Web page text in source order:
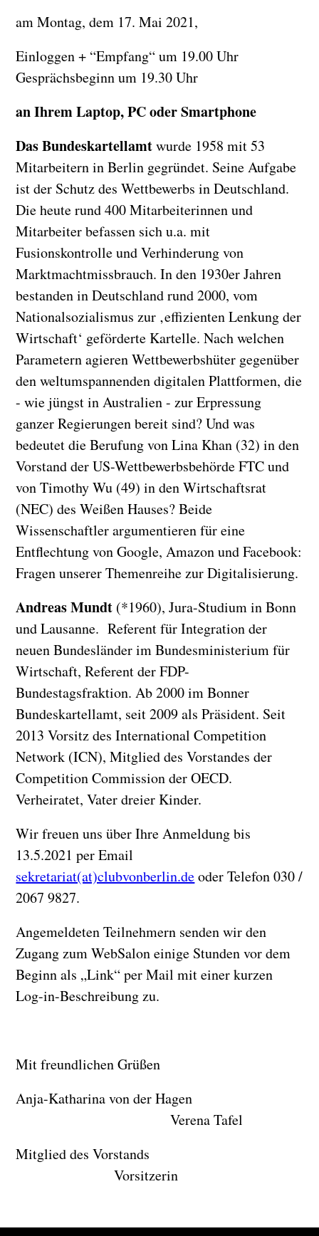
am Montag, dem 17. Mai 2021,
Einloggen + “Empfang“ um 19.00 Uhr
Gesprächsbeginn um 19.30 Uhr
an Ihrem Laptop, PC oder Smartphone
DasBundeskartellamtwurde 1958 mit 53
Mitarbeitern in Berlin gegründet. Seine Aufgabe
ist der Schutz des Wettbewerbs in Deutschland.
Die heute rund 400 Mitarbeiterinnen und
Mitarbeiter befassen sich u.a. mit
Fusionskontrolle und Verhinderung von
Marktmachtmissbrauch. In den 1930er Jahren
bestanden in Deutschland rund 2000, vom
Nationalsozialismus zur ‚effizienten Lenkung der
Wirtschaft‘ geförderte Kartelle. Nach welchen
Parametern agieren Wettbewerbshüter gegenüber
den weltumspannenden digitalen Plattformen, die
- wie jüngst in Australien - zur Erpressung
ganzer Regierungen bereit sind? Und was
bedeutet die Berufung von Lina Khan (32) in den
Vorstand der US-Wettbewerbsbehörde FTC und
von Timothy Wu (49) in den Wirtschaftsrat
(NEC) des Weißen Hauses? Beide
Wissenschaftler argumentieren für eine
Entflechtung von Google, Amazon und Facebook:
Fragen unserer Themenreihe zur Digitalisierung.
Andreas Mundt (*1960), Jura-Studium in Bonn
und Lausanne. Referent für Integration der
neuen Bundesländer im Bundesministerium für
Wirtschaft, Referent der FDP-
Bundestagsfraktion. Ab 2000 im Bonner
Bundeskartellamt, seit 2009 als Präsident. Seit
2013 Vorsitz des International Competition
Network (ICN), Mitglied des Vorstandes der
Competition Commission der OECD.
Verheiratet, Vater dreier Kinder.
Wir freuen uns über Ihre Anmeldung bis
13.5.2021 per Email
sekretariat(at)clubvonberlin.deoder Telefon 030 /
2067 9827.
Angemeldeten Teilnehmern senden wir den
Zugang zum WebSalon einige Stunden vor dem
Beginn als „Link“ per Mail mit einer kurzen
Log-in-Beschreibung zu.
Mit freundlichen Grüßen
Anja-Katharina von der Hagen
Verena Tafel
Mitglied des Vorstands
Vorsitzerin